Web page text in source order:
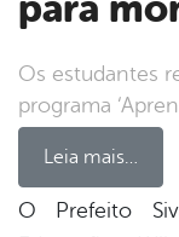
para
Os estudantes receberam mochilas e camisas do
programa
Leia mais…
O Prefeito